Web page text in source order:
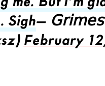
me. But I'm
Sigh— 𝖦𝗋𝗂𝗆𝖾𝗌
February